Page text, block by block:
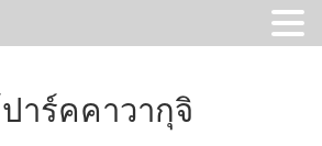
าร์คคาวากุจิ